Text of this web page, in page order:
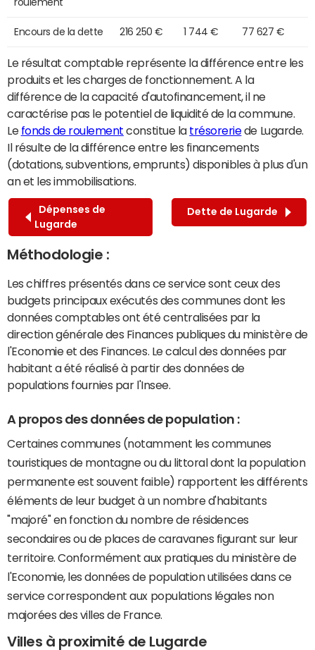
Encours de la dette 216 250 € 1 744 € 77 627 €
Le résultat comptable représente la différence entre les
produits et les charges de fonctionnement. A la
différence de la capacité d'autofinancement, il ne
caractérise pas le potentiel de liquidité de la commune.
Le fonds de roulement constitue la trésoreriede Lugarde.
Il résulte de la différence entre les financements
(dotations, subventions, emprunts) disponibles à plus d'un
an et les immobilisations.
Dépenses de
Lugarde
Dette de Lugarde
Méthodologie :
Les chiffres présentés dans ce service sont ceux des
budgets principaux exécutés des communes dont les
données comptables ont été centralisées par la
direction générale des Finances publiques du ministère de
l'Economie et des Finances. Le calcul des données par
habitant a été réalisé à partir des données de
populations fournies par l'Insee.
A propos des données de population :
Certaines communes (notamment les communes
touristiques de montagne ou du littoral dont la population
permanente est souvent faible) rapportent les différents
éléments de leur budget à un nombre d'habitants
"majoré" en fonction du nombre de résidences
secondaires ou de places de caravanes figurant sur leur
territoire. Conformément aux pratiques du ministère de
l'Economie, les données de population utilisées dans ce
service correspondent aux populations légales non
majorées des villes de France.
Villes à proximité de Lugarde